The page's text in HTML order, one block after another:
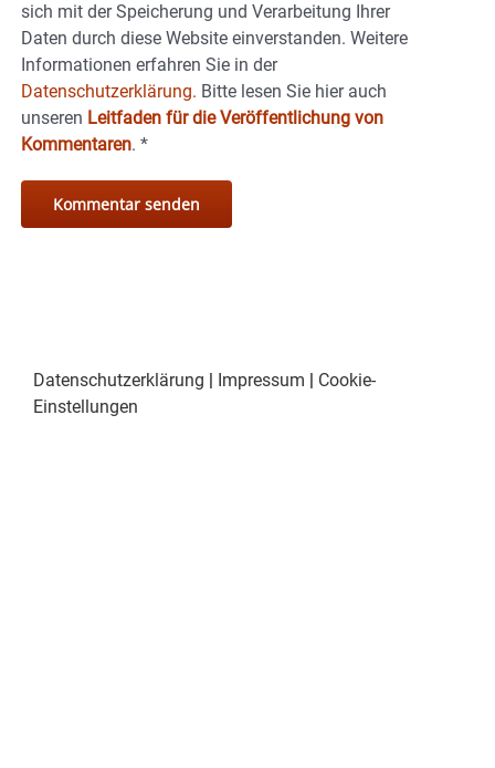
sich mit der Speicherung und Verarbeitung Ihrer
Daten durch diese Website einverstanden. Weitere
Informationen erfahren Sie in der
Datenschutzerklärung. Bitte lesen Sie hier auch
unseren Leitfaden für die Veröffentlichung von
Kommentaren. *
Datenschutzerklärung Impressum
Cookie-
Einstellungen